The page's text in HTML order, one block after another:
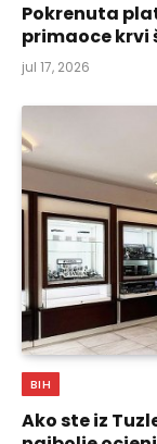
Pokrenuta
primaoce krvi
jul 17, 2026
BIH
Ako ste iz